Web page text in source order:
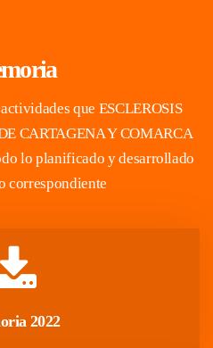
que ESCLEROSIS
CARTAGENA Y COMARCA
lo planificado y desarrollado
correspondiente
2022